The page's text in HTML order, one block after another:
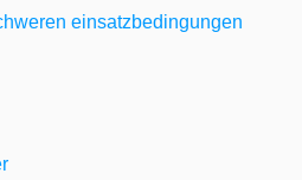
einsatzbedingungen